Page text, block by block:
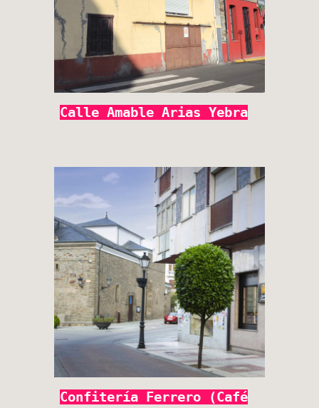
Calle Amable Arias Yebra
Confitería Ferrero (Café